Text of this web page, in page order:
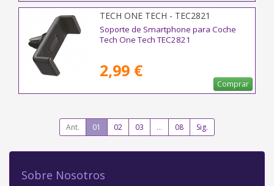
TECH ONE TECH - TEC2821
Soporte de Smartphone para Coche
Tech One Tech TEC2821
2,99 €
Comprar
Ant. 01 02 03 ... 08 Sig.
Sobre Nosotros